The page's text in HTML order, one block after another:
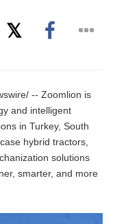
-- Zoomlion is
and intelligent
in Turkey, South
hybrid tractors,
solutions
smarter, and more